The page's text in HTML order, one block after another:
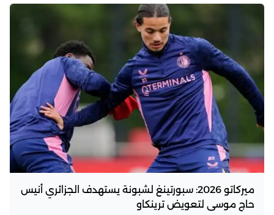
ميركاتو 2026: سبورتينغ لشبونة يستهدف الجزائري أنيس
حاج موسى لتعويض ترينكاو